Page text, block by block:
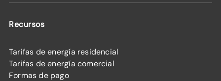
Recursos
Tarifas de energía residencial
Tarifas de energía comercial
Formas de pago